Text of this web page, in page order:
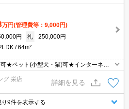
万円(管理費等：9,000円)
円 礼
250,000円
64m²
★ペット(小型犬・猫)可★インターネッ
など設備充実の2LDK♪スーパーが徒歩圏
！
グ 栄店
詳細を見る
り9件を表示する